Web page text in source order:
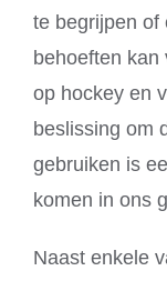
te begrijpen of
behoeften
op hockey en
beslissing om
gebruiken is
komen in ons
Naast enkele